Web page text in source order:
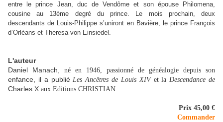
entre le prince Jean, duc de Vendôme et son épouse Philomena,
cousine au 13ème degré du prince. Le mois prochain, deux
descendants de Louis-Philippe s’uniront en Bavière, le prince François
d’Orléans et Theresa von Einsiedel.
L'auteur
Daniel Manach, né en 1946, passionné de généalogie depuis son
enfance, il a publié Les Ancêtres de Louis XIV et la Descendance de
Charles X aux Editions CHRISTIAN.
Prix 45,00 €
Commander